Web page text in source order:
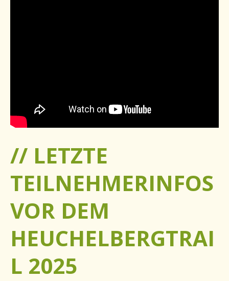
// LETZTE
TEILNEHMERINFOS
VOR DEM
HEUCHELBERGTRAI
L 2025